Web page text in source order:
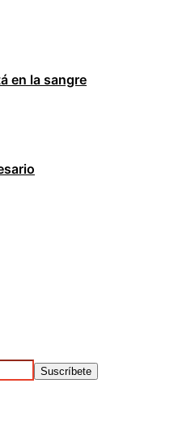
en la sangre